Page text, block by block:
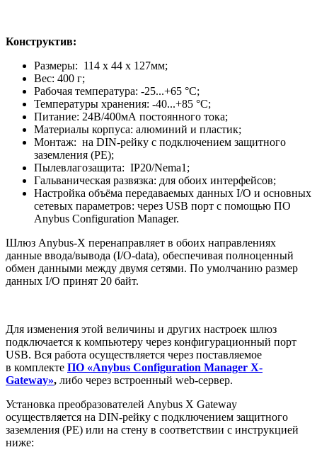
Конструктив:
Размеры: 114 x 44 x 127мм;
Вес: 400 г;
Рабочая температура: -25...+65 °C;
Температуры хранения: -40...+85 °C;
Питание: 24В/400мА постоянного тока;
Материалы корпуса: алюминий и пластик;
Монтаж: на DIN-рейку с подключением защитного
заземления (РЕ);
Пылевлагозащита: IP20/Nema1;
Гальваническая развязка: для обоих интерфейсов;
Настройка объёма передаваемых данных I/O и основных
сетевых параметров: через USB порт с помощью ПО
Anybus Configuration Manager.
Шлюз Anybus-X перенаправляет в обоих направлениях
данные ввода/вывода (I/O-data), обеспечивая полноценный
обмен данными между двумя сетями. По умолчанию размер
данных I/O принят 20 байт.
Для изменения этой величины и других настроек шлюз
подключается к компьютеру через конфигурационный порт
USB. Вся работа осуществляется через поставляемое
в комплекте ПО «Anybus Configuration Manager X-
Gateway», либо через встроенный web-сервер.
Установка преобразователей Anybus X Gateway
осуществляется на DIN-рейку с подключением защитного
заземления (РЕ) или на стену в соответствии с инструкцией
ниже: